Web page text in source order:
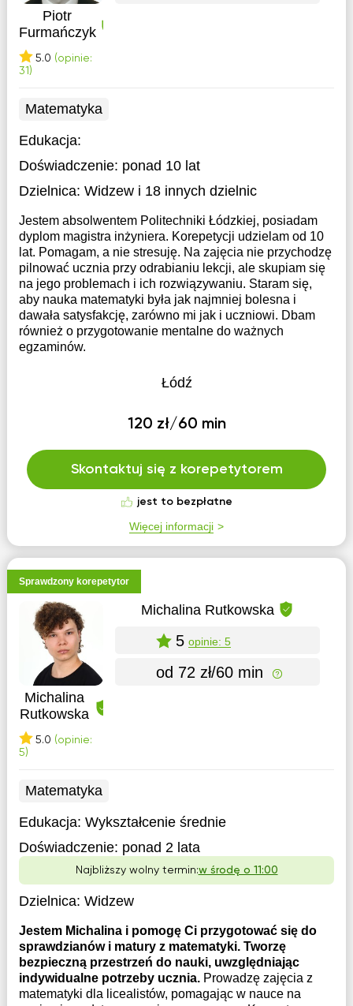
Piotr
Furmańczyk
5.0 (opinie:
31)
Matematyka
Edukacja:
Doświadczenie: ponad 10 lat
Dzielnica: Widzew i 18 innych dzielnic
Jestem absolwentem Politechniki Łódzkiej, posiadam
dyplom magistra inżyniera. Korepetycji udzielam od 10
lat. Pomagam, a nie stresuję. Na zajęcia nie przychodzę
pilnować ucznia przy odrabianiu lekcji, ale skupiam się
na jego problemach i ich rozwiązywaniu. Staram się,
aby nauka matematyki była jak najmniej bolesna i
dawała satysfakcję, zarówno mi jak i uczniowi. Dbam
również o przygotowanie mentalne do ważnych
egzaminów.
Łódź
120 zł/60 min
Skontaktuj się z korepetytorem
jest to bezpłatne
Więcej informacji
Sprawdzony korepetytor
Michalina
Rutkowska
5.0 (opinie:
5)
Michalina Rutkowska
5 opinie: 5
od 72 zł/60 min
Matematyka
Edukacja: Wykształcenie średnie
Doświadczenie: ponad 2 lata
Najbliższy wolny termin:w środę o 11:00
Dzielnica: Widzew
Jestem Michalina i pomogę Ci przygotować się do
sprawdzianów i matury z matematyki. Tworzę
bezpieczną przestrzeń do nauki, uwzględniając
indywidualne potrzeby ucznia. Prowadzę zajęcia z
matematyki dla licealistów, pomagając w nauce na